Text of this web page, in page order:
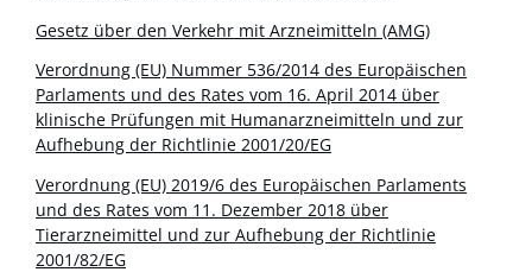
Gesetz über den Verkehr mit Arzneimitteln (AMG)
Verordnung (EU) Nummer 536/2014 des Europäischen
Parlaments und des Rates vom 16. April 2014 über
klinische Prüfungen mit Humanarzneimitteln und zur
Aufhebung der Richtlinie 2001/20/EG
Verordnung (EU) 2019/6 des Europäischen Parlaments
und des Rates vom 11. Dezember 2018 über
Tierarzneimittel und zur Aufhebung der Richtlinie
2001/82/EG